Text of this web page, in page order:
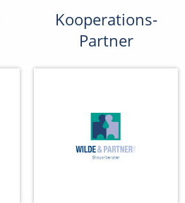
Kooperations-
Partner